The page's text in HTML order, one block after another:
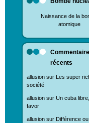
Naissance de la
atomique
récents
allusion sur
Les super
société
allusion sur Un cuba
favor
allusion sur Différence ou